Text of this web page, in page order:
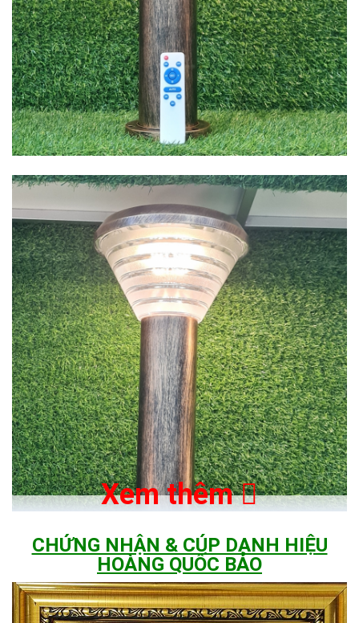
Xem thêm
CHỨNG NHẬN & CÚP DANH HIỆU
HOÀNG QUỐC BẢO